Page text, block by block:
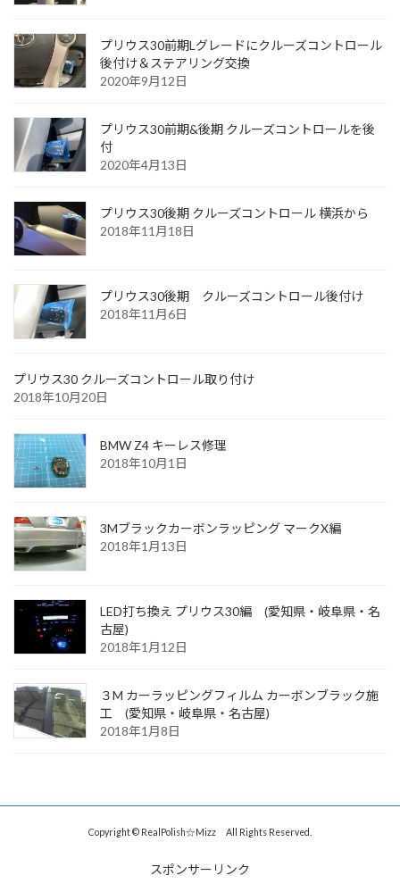
プリウス30前期Lグレードにクルーズコントロール
後付け＆ステアリング交換
2020年9月12日
プリウス30前期&後期 クルーズコントロールを後
付
2020年4月13日
プリウス30後期 クルーズコントロール 横浜から
2018年11月18日
プリウス30後期 クルーズコントロール後付け
2018年11月6日
プリウス30 クルーズコントロール取り付け
2018年10月20日
BMW Z4 キーレス修理
2018年10月1日
3Mブラックカーボンラッピング マークX編
2018年1月13日
LED打ち換え プリウス30編 (愛知県・岐阜県・名
古屋)
2018年1月12日
３M カーラッピングフィルム カーボンブラック施
工 (愛知県・岐阜県・名古屋)
2018年1月8日
Copyright © RealPolish☆Mizz All Rights Reserved.
スポンサーリンク